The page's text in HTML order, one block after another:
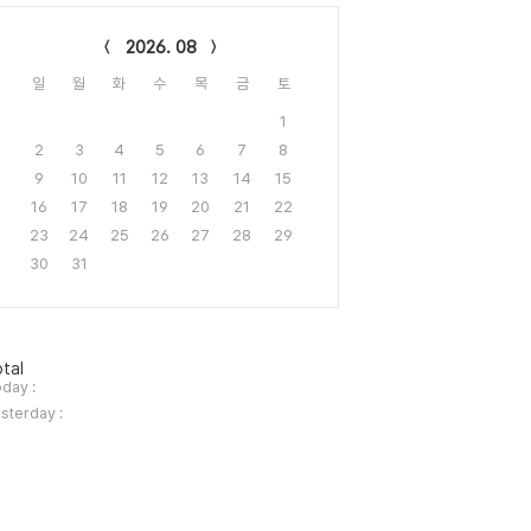
2026. 08
일 월 화 수 목 금 토
1
2
3 4 5 6 7
8
9
10 11 12 13 14
15
16
17 18 19 20 21
22
23
24 25 26 27 28
29
30
31
:
: